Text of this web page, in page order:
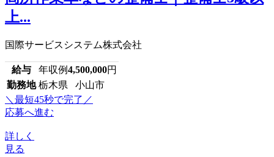
上...
国際サービスシステム株式会社
給与 年収例4,500,000円
勤務地 栃木県 小山市
＼最短45秒で完了／
応募へ進む
詳しく
見る